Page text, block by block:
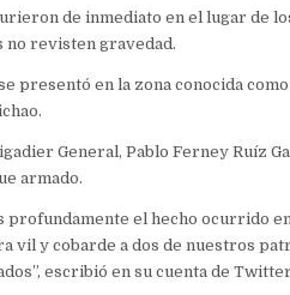
de inmediato en el lugar de
no revisten gravedad.
presentó en la zona conocida
General, Pablo Ferney Ruíz
armado.
profundamente el hecho ocurrido
vil y cobarde a dos de nuestros
escribió en su cuenta de